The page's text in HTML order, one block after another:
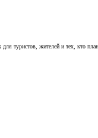
туристов, жителей и тех, кто